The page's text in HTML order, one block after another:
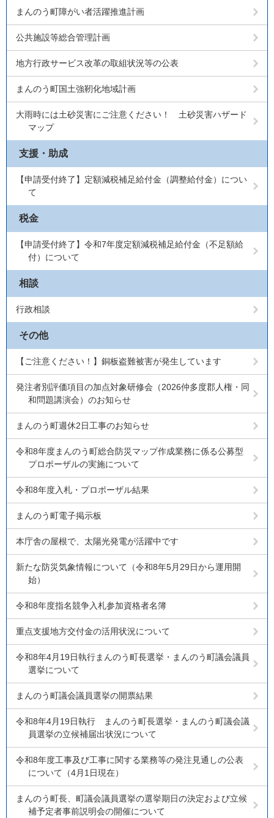
まんのう町障がい者活躍推進計画
公共施設等総合管理計画
地方行政サービス改革の取組状況等の公表
まんのう町国土強靭化地域計画
大雨時には土砂災害にご注意ください！ 土砂災害ハザード
マップ
支援・助成
【申請受付終了】定額減税補足給付金（調整給付金）につい
て
税金
【申請受付終了】令和7年度定額減税補足給付金（不足額給
付）について
相談
行政相談
その他
【ご注意ください！】銅板盗難被害が発生しています
発注者別評価項目の加点対象研修会（2026仲多度郡人権・同
和問題講演会）のお知らせ
まんのう町週休2日工事のお知らせ
令和8年度まんのう町総合防災マップ作成業務に係る公募型
プロポーザルの実施について
令和8年度入札・プロポーザル結果
まんのう町電子掲示板
本庁舎の屋根で、太陽光発電が活躍中です
新たな防災気象情報について（令和8年5月29日から運用開
始）
令和8年度指名競争入札参加資格者名簿
重点支援地方交付金の活用状況について
令和8年4月19日執行まんのう町長選挙・まんのう町議会議員
選挙について
まんのう町議会議員選挙の開票結果
令和8年4月19日執行 まんのう町長選挙・まんのう町議会議
員選挙の立候補届出状況について
令和8年度工事及び工事に関する業務等の発注見通しの公表
について（4月1日現在）
まんのう町長、町議会議員選挙の選挙期日の決定および立候
補予定者事前説明会の開催について